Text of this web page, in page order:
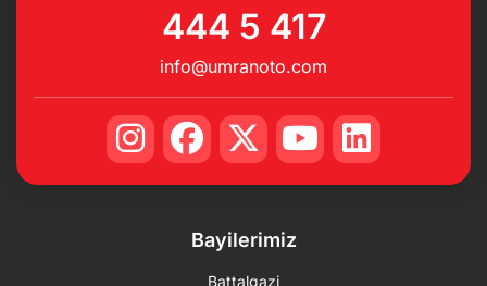
444 5 417
info@umranoto.com
Bayilerimiz
Battalgazi